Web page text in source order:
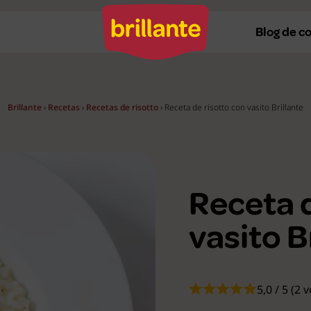
Ver todas
Blog de
Brillante › Recetas › Recetas de risotto › Receta de risotto con vasito Brillante
Receta
vasito
5,0 / 5 (2